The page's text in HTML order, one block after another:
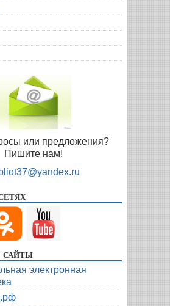
или предложения?
Пишите нам!
электронная